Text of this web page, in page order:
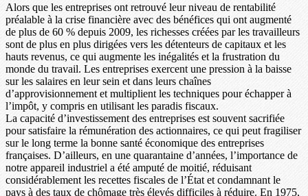
Alors que les entreprises ont retrouvé leur niveau de rentabilité
préalable à la crise financière avec des bénéfices qui ont augmenté
de plus de 60 % depuis 2009, les richesses créées par les travailleurs
sont de plus en plus dirigées vers les détenteurs de capitaux et les
hauts revenus, ce qui augmente les inégalités et la frustration du
monde du travail. Les entreprises exercent une pression à la baisse
sur les salaires en leur sein et dans leurs chaînes
d’approvisionnement et multiplient les techniques pour échapper à
l’impôt, y compris en utilisant les paradis fiscaux.
La capacité d’investissement des entreprises est souvent sacrifiée
pour satisfaire la rémunération des actionnaires, ce qui peut fragiliser
sur le long terme la bonne santé économique des entreprises
françaises. D’ailleurs, en une quarantaine d’années, l’importance de
notre appareil industriel a été amputé de moitié, réduisant
considérablement les recettes fiscales de l’État et condamnant le
pays à des taux de chômage très élevés difficiles à réduire. En 1975,